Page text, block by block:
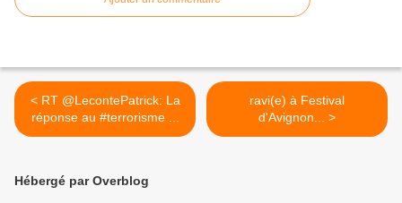
< RT @LecontePatrick: La
réponse au #terrorisme ...
ravi(e) à Festival
d'Avignon... >
Hébergé par Overblog